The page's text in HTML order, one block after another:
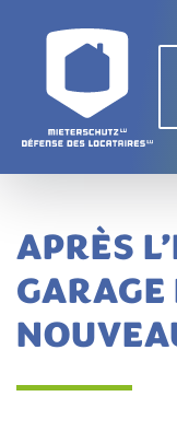
APRÈS